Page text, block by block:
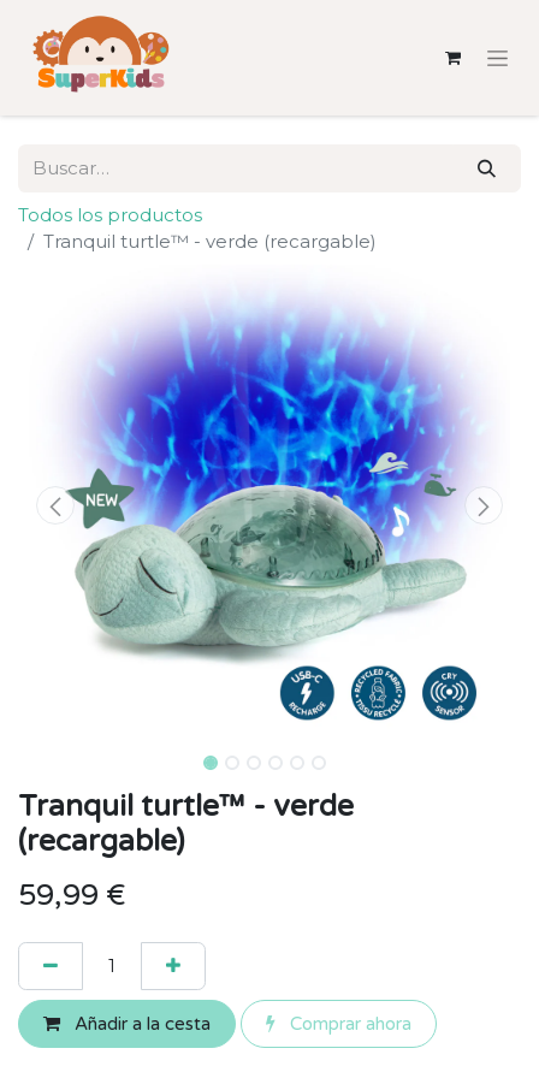
Todos los productos
Tranquil turtle™ - verde (recargable)
Tranquil turtle™ - verde
(recargable)
59,99 €
Añadir a la cesta Comprar ahora